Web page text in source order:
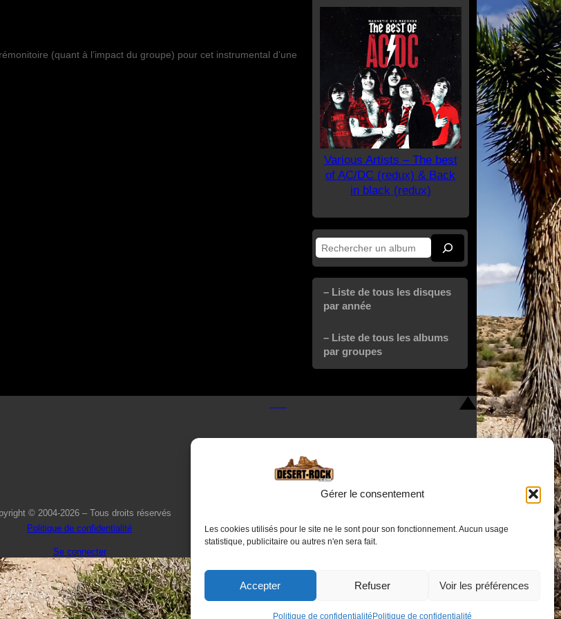
Gérer le consentement
Les cookies utilisés pour le site ne le sont pour son fonctionnement. Aucun usage
statistique, publicitaire ou autres n'en sera fait.
Accepter Refuser Voir les préférences
Politique de confidentialité Politique de confidentialité
(quant à l’impact du groupe) pour cet instrumental d’une
Various Artists – The best
of AC/DC (redux) & Back
in black (redux)
Rechercher
– Liste de tous les disques
par année
– Liste de tous les albums
par groupes
© 2004-2026 – Tous droits réservés
Politique de confidentialité
Se connecter
Nous contacter